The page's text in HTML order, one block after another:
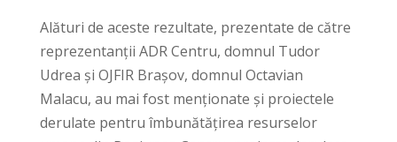
Alături de aceste rezultate, prezentate de către
reprezentanții ADR Centru, domnul Tudor
Udrea și OJFIR Brașov, domnul Octavian
Malacu, au mai fost menționate și proiectele
derulate pentru îmbunătățirea resurselor